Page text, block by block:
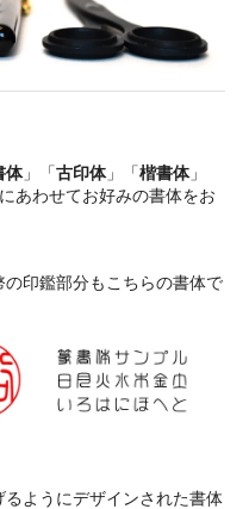
体」「古印体」「楷書体」
あわせてお好みの書体をお
印鑑部分もこちらの書体で
ようにデザインされた書体